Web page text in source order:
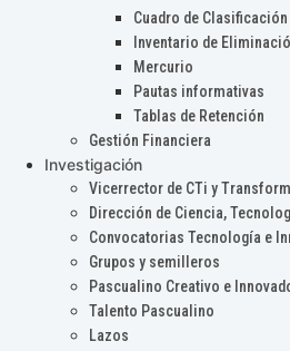
Cuadro de Clasificación
Inventario de
Mercurio
Pautas informativas
Tablas de Retención
Gestión Financiera
Investigación
Vicerrector de CTi y
Dirección de Ciencia,
Convocatorias Tecnología e
Grupos y semilleros
Pascualino Creativo e
Talento Pascualino
Lazos